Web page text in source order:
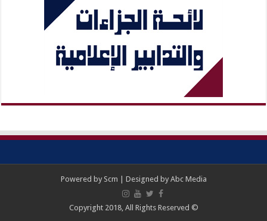
Powered by Scm | Designed by Abc Media
© Copyright 2018, All Rights Reserved